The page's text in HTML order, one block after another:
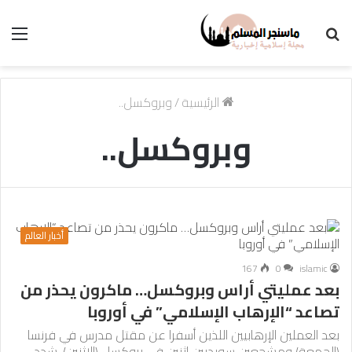
الرئيسية/وبروكسل..
وبروكسل..
أخبار العالم
islamic
0
167
بعد عمليتي أراس وبروكسل… ماكرون يحذر من
تصاعد “الإرهاب الإسلامي” في أوروبا
بعد العملين الإرهابيين اللذين أسفرا عن مقتل مدرس في فرنسا